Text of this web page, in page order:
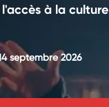
l'accès à la culture
septembre 2026